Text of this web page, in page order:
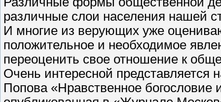
различные слои населения нашей
И многие из верующих уже
положительное и необходимое
переоценить свое отношение к
Очень интересной представляется
Попова «Нравственное богословие